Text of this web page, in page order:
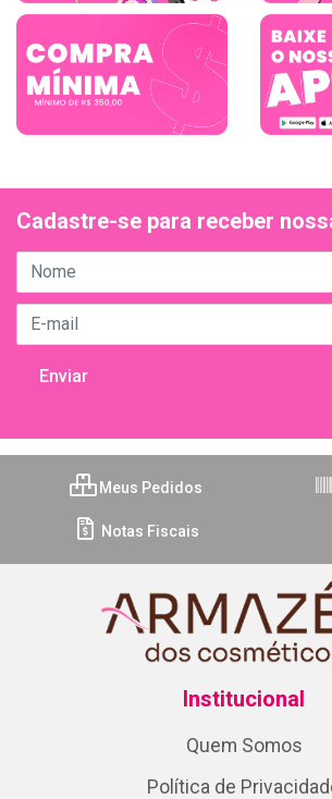
Cadastre-se para receber
Meus Pedidos
Notas Fiscais
Institucional
Quem Somos
Política de